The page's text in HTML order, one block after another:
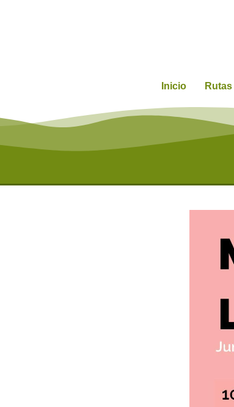
Inicio Rutas